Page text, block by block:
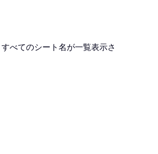
べてのシート名が一覧表示さ